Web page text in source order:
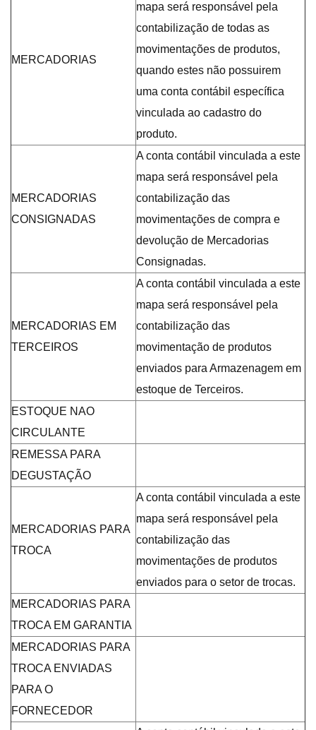
MERCADORIAS
mapa será responsável pela
contabilização de todas as
movimentações de produtos,
quando estes não possuirem
uma conta contábil específica
vinculada ao cadastro do
produto.
MERCADORIAS
CONSIGNADAS
A conta contábil vinculada a este
mapa será responsável pela
contabilização das
movimentações de compra e
devolução de Mercadorias
Consignadas.
MERCADORIAS EM
TERCEIROS
A conta contábil vinculada a este
mapa será responsável pela
contabilização das
movimentação de produtos
enviados para Armazenagem em
estoque de Terceiros.
ESTOQUE NAO
CIRCULANTE
REMESSA PARA
DEGUSTAÇÃO
MERCADORIAS PARA
TROCA
A conta contábil vinculada a este
mapa será responsável pela
contabilização das
movimentações de produtos
enviados para o setor de trocas.
MERCADORIAS PARA
TROCA EM GARANTIA
MERCADORIAS PARA
TROCA ENVIADAS
PARA O
FORNECEDOR